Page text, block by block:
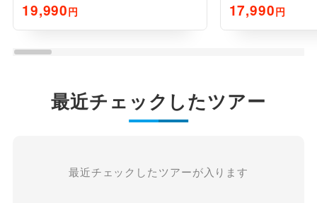
19,990円 17,990円
最近チェックしたツアー
最近チェックしたツアーが入ります